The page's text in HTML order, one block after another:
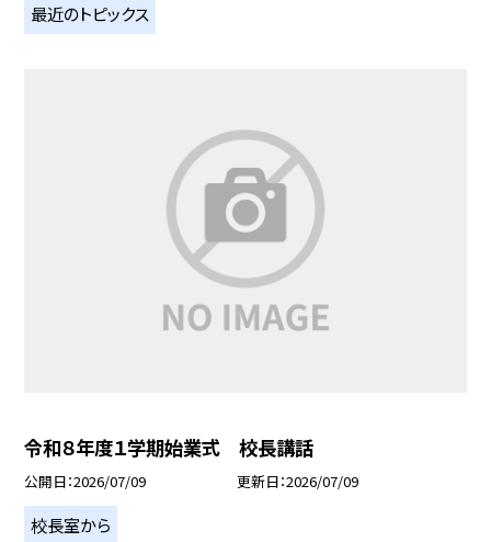
最近のトピックス
令和８年度１学期始業式 校長講話
公開日 2026/07/09 更新日 2026/07/09
校長室から